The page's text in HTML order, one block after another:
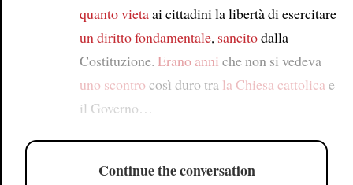
quanto vietaai cittadini la libertà di esercitare
un diritto fondamentale, sancitodalla
Costituzione. Erano anni che non si vedeva
uno scontro così duro tra la Chiesa cattolica e
il Governo…
Continue the conversation